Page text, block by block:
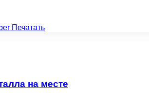
Печатать
на месте